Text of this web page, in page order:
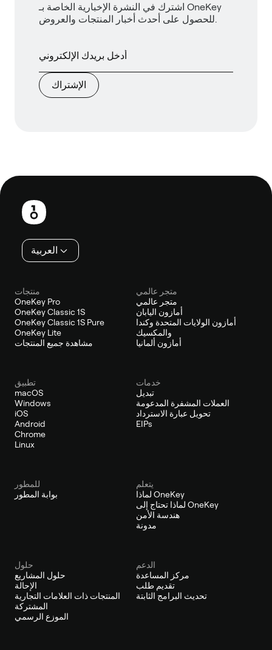
اشترك في النشرة الإخبارية الخاصة بـ OneKey
للحصول على أحدث أخبار المنتجات والعروض.
الإشتراك
تذييل
العربية
منتجات
OneKey Pro
OneKey Classic 1S
OneKey Classic 1S Pure
OneKey Lite
مشاهدة جميع المنتجات
متجر عالمي
متجر عالمي
أمازون اليابان
أمازون الولايات المتحدة وكندا
والمكسيك
أمازون ألمانيا
تطبيق
macOS
Windows
iOS
Android
Chrome
Linux
خدمات
تبديل
العملات المشفرة المدعومة
تحويل عبارة الاسترداد
EIPs
للمطور
بوابة المطور
يتعلم
لماذا OneKey
لماذا تحتاج إلى OneKey
هندسة الأمن
مدونة
حلول
حلول المشاريع
الإحالة
المنتجات ذات العلامات التجارية
المشتركة
الموزع الرسمي
الدعم
مركز المساعدة
تقديم طلب
تحديث البرامج الثابتة